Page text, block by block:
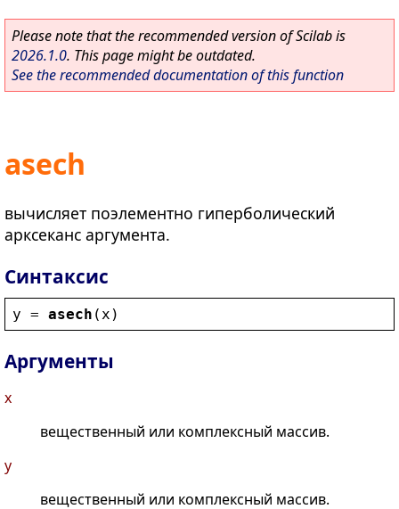
Please note that the recommended version of Scilab is
2026.1.0. This page might be outdated.
See the recommended documentation of this function
asech
вычисляет поэлементно гиперболический
арксеканс аргумента.
Синтаксис
y = asech ( x )
Аргументы
x
вещественный или комплексный массив.
y
вещественный или комплексный массив.